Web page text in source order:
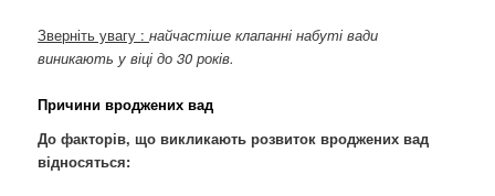
Зверніть увагу :найчастіше клапанні набуті вади
виникають у віці до 30 років.
Причини вроджених вад
До факторів, що викликають розвиток вроджених вад
відносяться: